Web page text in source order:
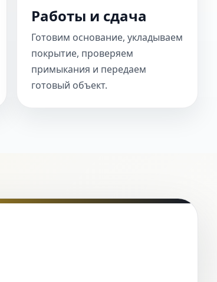
Работы и сдача
Готовим основание, укладываем
покрытие, проверяем
примыкания и передаем
готовый объект.